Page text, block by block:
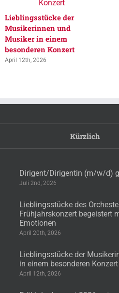
Lieblingsstücke der
Musikerinnen und
Musiker in einem
besonderen Konzert
April 12th, 2026
Kürzlich
Dirigent/Dirigentin (m/w/d)
Juli 2nd, 2026
Lieblingsstücke des
Frühjahrskonzert begeistert
Emotionen
April 20th, 2026
Lieblingsstücke der
in einem besonderen Konzert
April 12th, 2026